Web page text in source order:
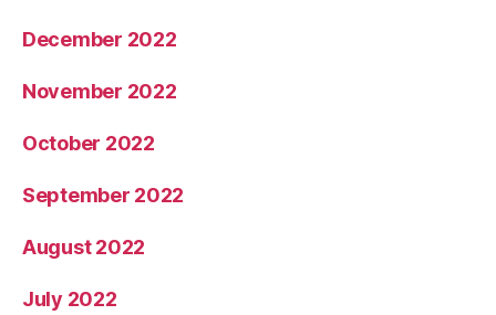
December 2022
November 2022
October 2022
September 2022
August 2022
July 2022